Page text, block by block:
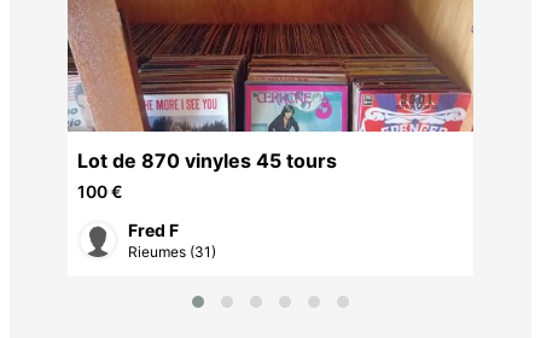
Lot de 870 vinyles 45 tours
100 €
Fred F
Rieumes (31)